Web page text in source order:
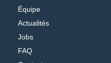
Équipe
Actualités
Jobs
FAQ